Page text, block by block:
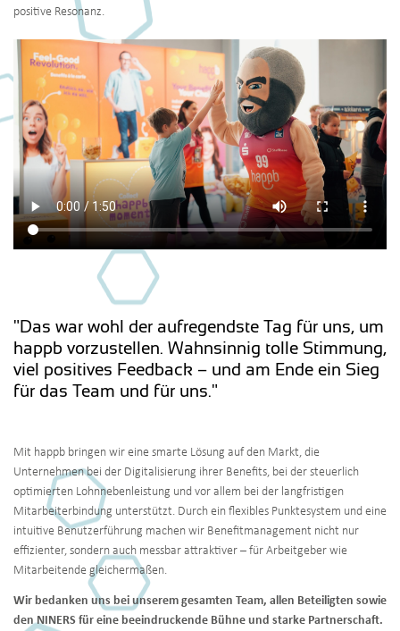
positive Resonanz.
"Das war wohl der aufregendste Tag für uns, um
happb vorzustellen. Wahnsinnig tolle Stimmung,
viel positives Feedback – und am Ende ein Sieg
für das Team und für uns."
Mit happb bringen wir eine smarte Lösung auf den Markt, die
Unternehmen bei der Digitalisierung ihrer Benefits, bei der steuerlich
optimierten Lohnnebenleistung und vor allem bei der langfristigen
Mitarbeiterbindung unterstützt. Durch ein flexibles Punktesystem und eine
intuitive Benutzerführung machen wir Benefitmanagement nicht nur
effizienter, sondern auch messbar attraktiver – für Arbeitgeber wie
Mitarbeitende gleichermaßen.
Wir bedanken uns bei unserem gesamten Team, allen Beteiligten sowie
den NINERS für eine beeindruckende Bühne und starke Partnerschaft.